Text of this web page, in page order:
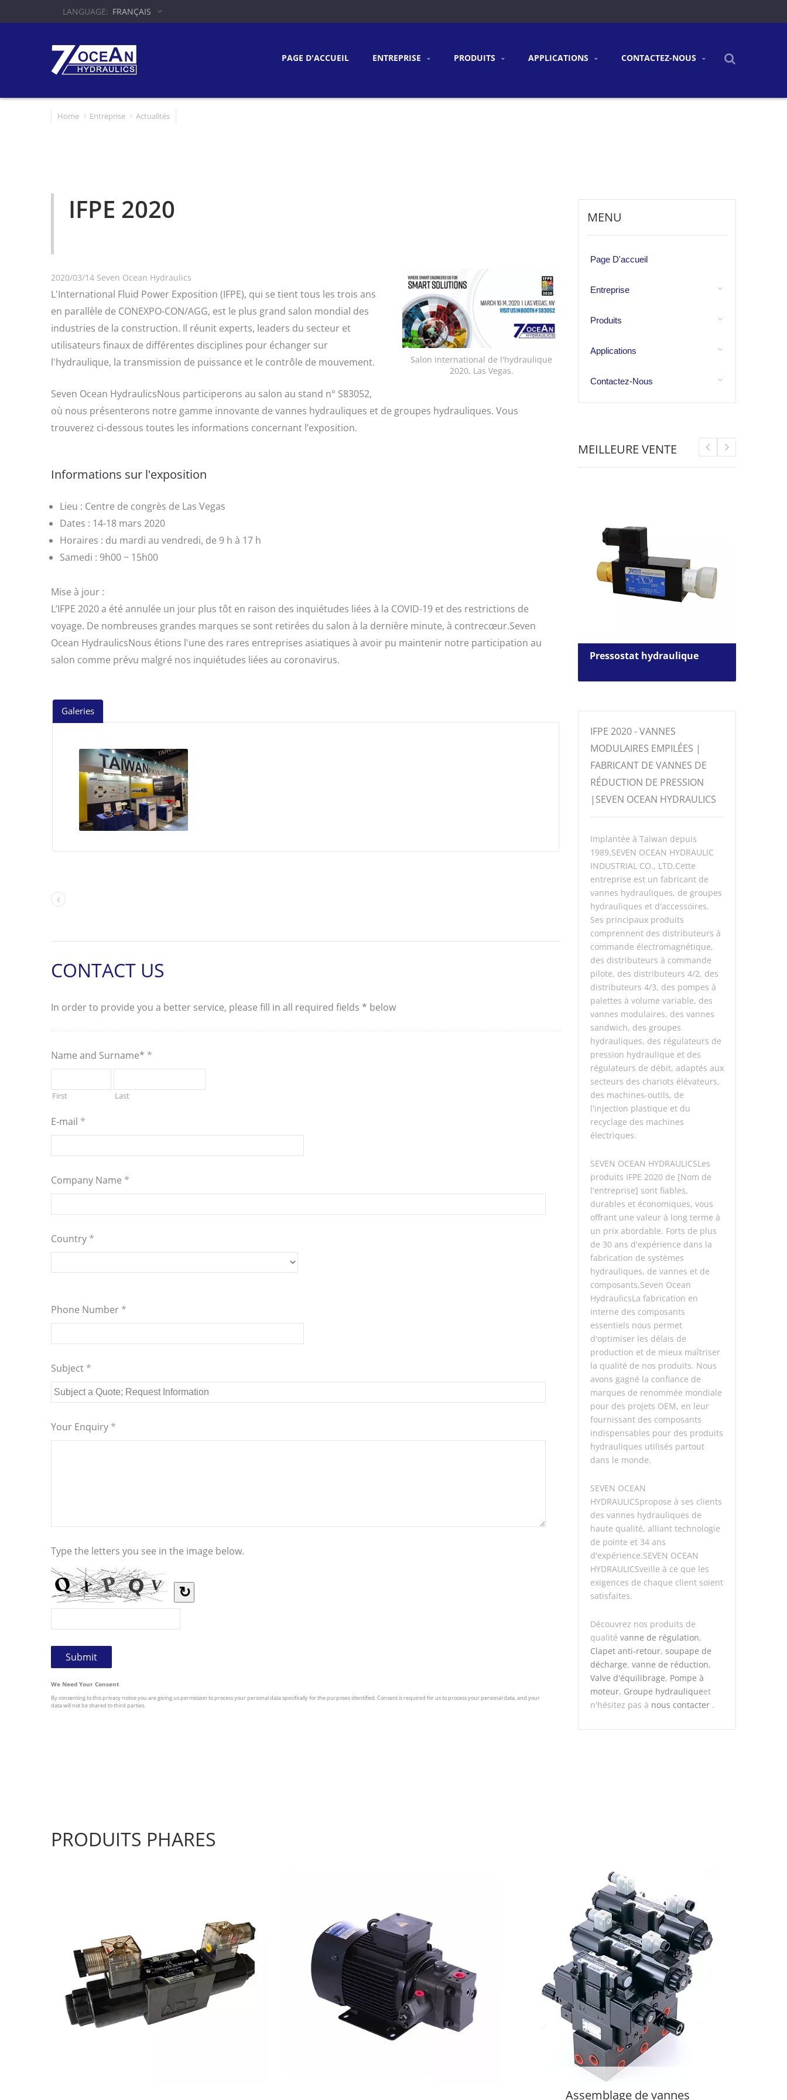
FRANÇAIS
PAGE D'ACCUEIL ENTREPRISE PRODUITS APPLICATIONS CONTACTEZ-NOUS
Home Entreprise Actualités
IFPE 2020
2020/03/14 Seven Ocean Hydraulics
Salon international de l'hydraulique
2020, Las Vegas.
L'International Fluid Power Exposition (IFPE), qui se tient tous les trois ans
en parallèle de CONEXPO-CON/AGG, est le plus grand salon mondial des
industries de la construction. Il réunit experts, leaders du secteur et
utilisateurs finaux de différentes disciplines pour échanger sur
l'hydraulique, la transmission de puissance et le contrôle de mouvement.
Seven Ocean HydraulicsNous participerons au salon au stand n° S83052,
où nous présenterons notre gamme innovante de vannes hydrauliques et de groupes hydrauliques. Vous
trouverez ci-dessous toutes les informations concernant l’exposition.
Informations sur l'exposition
Lieu : Centre de congrès de Las Vegas
Dates : 14-18 mars 2020
Horaires : du mardi au vendredi, de 9 h à 17 h
Samedi : 9h00 ~ 15h00
Mise à jour :
L’IFPE 2020 a été annulée un jour plus tôt en raison des inquiétudes liées à la COVID-19 et des restrictions de
voyage. De nombreuses grandes marques se sont retirées du salon à la dernière minute, à contrecœur.Seven
Ocean HydraulicsNous étions l'une des rares entreprises asiatiques à avoir pu maintenir notre participation au
salon comme prévu malgré nos inquiétudes liées au coronavirus.
Galeries
MENU
Page D'accueil
Entreprise
Produits
Applications
Contactez-Nous
MEILLEURE VENTE
Pressostat hydraulique
IFPE 2020 - VANNES
MODULAIRES EMPILÉES |
FABRICANT DE VANNES DE
RÉDUCTION DE PRESSION
|SEVEN OCEAN HYDRAULICS
Implantée à Taïwan depuis
1989,SEVEN OCEAN HYDRAULIC
INDUSTRIAL CO., LTD.Cette
entreprise est un fabricant de
vannes hydrauliques, de groupes
hydrauliques et d'accessoires.
Ses principaux produits
comprennent des distributeurs à
commande électromagnétique,
des distributeurs à commande
pilote, des distributeurs 4/2, des
distributeurs 4/3, des pompes à
palettes à volume variable, des
vannes modulaires, des vannes
sandwich, des groupes
hydrauliques, des régulateurs de
pression hydraulique et des
régulateurs de débit, adaptés aux
secteurs des chariots élévateurs,
des machines-outils, de
l'injection plastique et du
recyclage des machines
électriques.
SEVEN OCEAN HYDRAULICSLes
produits IFPE 2020 de [Nom de
l'entreprise] sont fiables,
durables et économiques, vous
offrant une valeur à long terme à
un prix abordable. Forts de plus
de 30 ans d'expérience dans la
fabrication de systèmes
hydrauliques, de vannes et de
composants,Seven Ocean
HydraulicsLa fabrication en
interne des composants
essentiels nous permet
d'optimiser les délais de
production et de mieux maîtriser
la qualité de nos produits. Nous
avons gagné la confiance de
marques de renommée mondiale
pour des projets OEM, en leur
fournissant des composants
indispensables pour des produits
hydrauliques utilisés partout
dans le monde.
SEVEN OCEAN
HYDRAULICSpropose à ses clients
des vannes hydrauliques de
haute qualité, alliant technologie
de pointe et 34 ans
d'expérience.SEVEN OCEAN
HYDRAULICSveille à ce que les
exigences de chaque client soient
satisfaites.
Découvrez nos produits de
qualité vanne de régulation,
Clapet anti-retour, soupape de
décharge, vanne de réduction,
Valve d'équilibrage, Pompe à
moteur, Groupe hydrauliqueet
n'hésitez pas à nous contacter .
PRODUITS PHARES
Assemblage de vannes